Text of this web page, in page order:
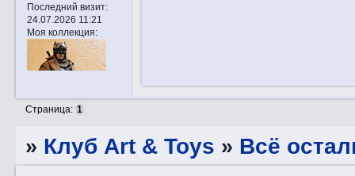
Последний визит:
24.07.2026 11:21
Моя коллекция:
Страница: 1
» Клуб Art & Toys » Всё